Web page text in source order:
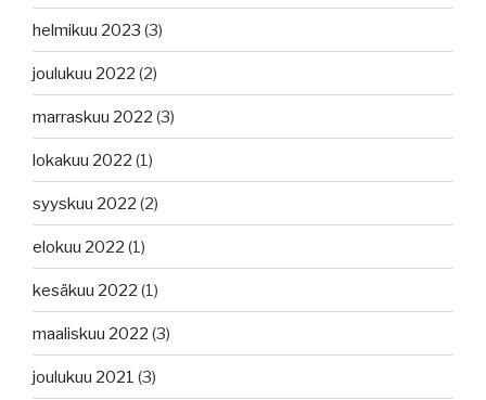
helmikuu 2023 (3)
joulukuu 2022 (2)
marraskuu 2022 (3)
lokakuu 2022 (1)
syyskuu 2022 (2)
elokuu 2022 (1)
kesäkuu 2022 (1)
maaliskuu 2022 (3)
joulukuu 2021 (3)